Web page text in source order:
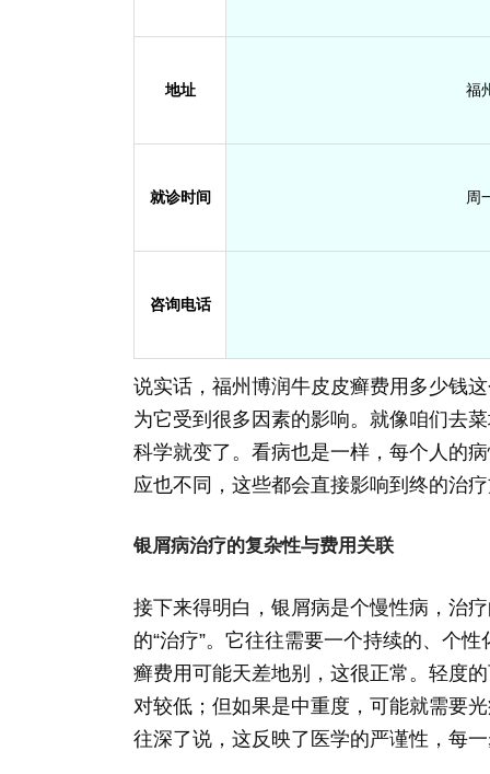
地址 福
就诊时间 周
咨询电话
说实话，福州博润牛皮皮癣费用多少钱
为它受到很多因素的影响。就像咱们去
科学就变了。看病也是一样，每个人的
应也不同，这些都会直接影响到终的治
银屑病治疗的复杂性与费用关联
接下来得明白，银屑病是个慢性病，治
的“治疗”。它往往需要一个持续的、个
癣费用可能天差地别，这很正常。轻度
对较低；但如果是中重度，可能就需要
往深了说，这反映了医学的严谨性，每